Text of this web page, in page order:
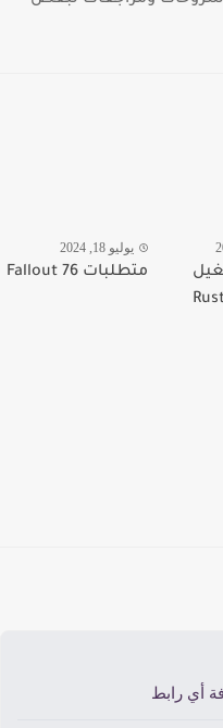
يوليو 18, 2024
متطلبات Fallout 76
رابط